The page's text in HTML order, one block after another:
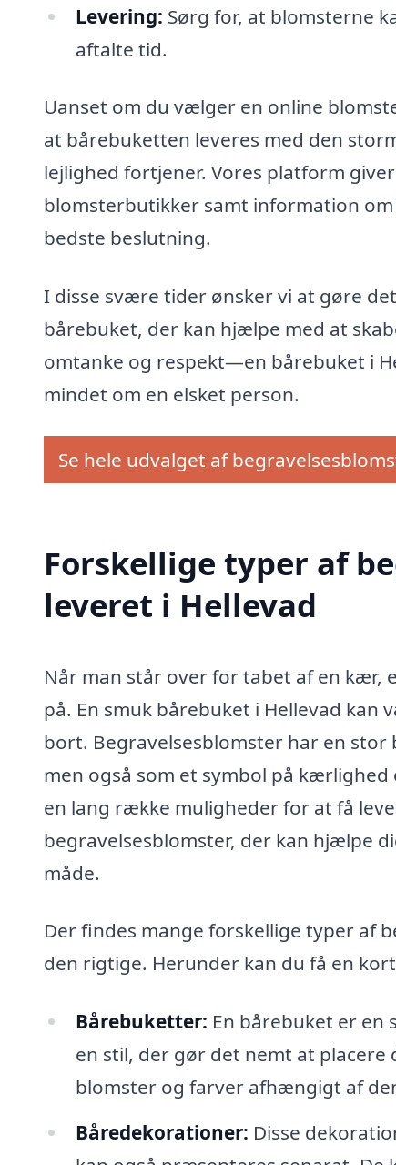
Levering: Sørg for, at blomsterne
aftalte tid.
Uanset om du vælger en online
at bårebuketten leveres med den
lejlighed fortjener. Vores platform
blomsterbutikker samt information
bedste beslutning.
I disse svære tider ønsker vi at gøre
bårebuket, der kan hjælpe med at
omtanke og respekt—en bårebuket i
mindet om en elsket person.
Se hele udvalget af
Forskellige typer af
leveret i Hellevad
Når man står over for tabet af en kær,
på. En smuk bårebuket i Hellevad
bort. Begravelsesblomster har en
men også som et symbol på
en lang række muligheder for at få
begravelsesblomster, der kan hjælpe
måde.
Der findes mange forskellige typer af
den rigtige. Herunder kan du få en
Bårebuketter: En bårebuket er en
en stil, der gør det nemt at placere
blomster og farver afhængigt af
Båredekorationer: Disse